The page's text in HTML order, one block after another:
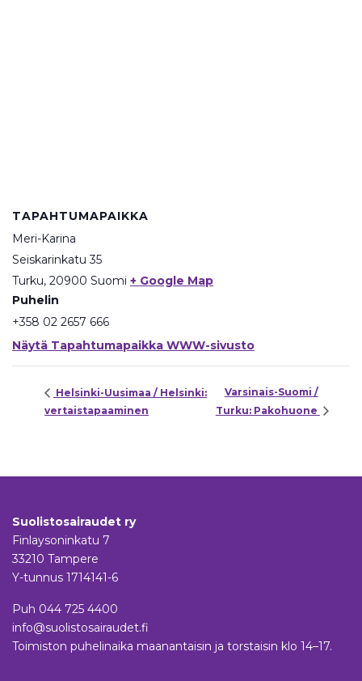
TAPAHTUMAPAIKKA
Meri-Karina
Seiskarinkatu 35
Turku, 20900 Suomi + Google Map
Puhelin
+358 02 2657 666
Näytä Tapahtumapaikka WWW-sivusto
Helsinki-Uusimaa / Helsinki:
vertaistapaaminen
Varsinais-Suomi /
Turku: Pakohuone
Suolistosairaudet ry
Finlaysoninkatu 7
33210 Tampere
Y-tunnus 1714141-6
Puh 044 725 4400
info@suolistosairaudet.fi
Toimiston puhelinaika maanantaisin ja torstaisin klo 14–17.